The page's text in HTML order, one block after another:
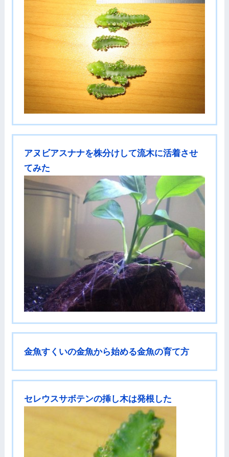
アヌビアスナナを株分けして流木に活着させ
てみた
金魚すくいの金魚から始める金魚の育て方
セレウスサボテンの挿し木は発根した